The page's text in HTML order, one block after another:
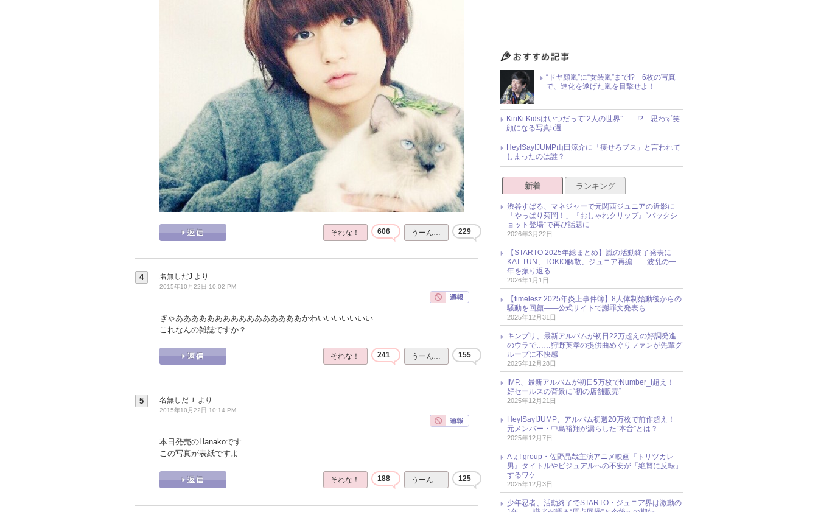
それな！ 606 うーん… 229
4 名無しだJ より
2015年10月22日 10:02 PM
ぎゃああああああああああああああああかわいいいいいいい
これなんの雑誌ですか？
それな！ 241 うーん… 155
5 名無しだＪ より
2015年10月22日 10:14 PM
本日発売のHanakoです
この写真が表紙ですよ
それな！ 188 うーん… 125
“ドヤ顔嵐”に“女装嵐”まで!? 6枚の写真
で、進化を遂げた嵐を目撃せよ！
KinKi Kidsはいつだって“2人の世界”……!? 思わず笑
顔になる写真5選
Hey!Say!JUMP山田涼介に「痩せろブス」と言われて
しまったのは誰？
新着 ランキング
渋谷すばる、マネジャーで元関西ジュニアの近影に
「やっぱり菊岡！」『おしゃれクリップ』“バックシ
ョット登場”で再び話題に
2026年3月22日
【STARTO 2025年総まとめ】嵐の活動終了発表に
KAT-TUN、TOKIO解散、ジュニア再編……波乱の一
年を振り返る
2026年1月1日
【timelesz 2025年炎上事件簿】8人体制始動後からの
騒動を回顧――公式サイトで謝罪文発表も
2025年12月31日
キンプリ、最新アルバムが初日22万超えの好調発進
のウラで……狩野英孝の提供曲めぐりファンが先輩グ
ループに不快感
2025年12月28日
IMP.、最新アルバムが初日5万枚でNumber_i超え！
好セールスの背景に“初の店舗販売”
2025年12月21日
Hey!Say!JUMP、アルバム初週20万枚で前作超え！
元メンバー・中島裕翔が漏らした“本音”とは？
2025年12月7日
Aぇ! group・佐野晶哉主演アニメ映画『トリツカレ
男』タイトルやビジュアルへの不安が「絶賛に反転」
するワケ
2025年12月3日
少年忍者、活動終了でSTARTO・ジュニア界は激動の